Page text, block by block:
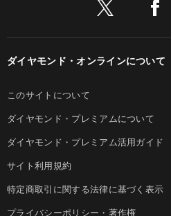
ダイヤモンド・オンラインについて
このサイトについて
ダイヤモンド・プレミアムについて
ダイヤモンド・プレミアム活用ガイド
サイト利用規約
特定商取引に関する法律に基づく表示
プライバシーポリシー・著作権